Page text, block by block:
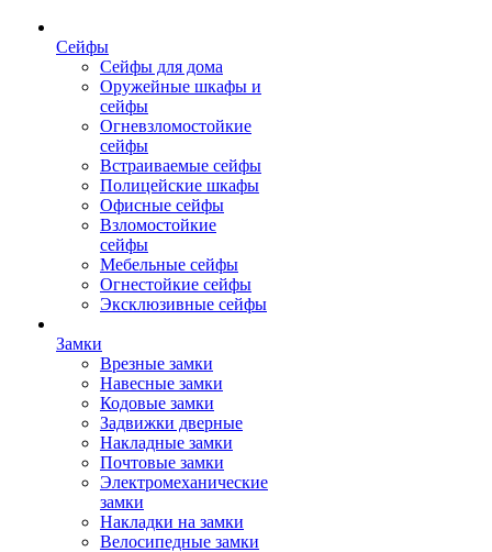
Сейфы
Сейфы для дома
Оружейные шкафы и
сейфы
Огневзломостойкие
сейфы
Встраиваемые сейфы
Полицейские шкафы
Офисные сейфы
Взломостойкие
сейфы
Мебельные сейфы
Огнестойкие сейфы
Эксклюзивные сейфы
Замки
Врезные замки
Навесные замки
Кодовые замки
Задвижки дверные
Накладные замки
Почтовые замки
Электромеханические
замки
Накладки на замки
Велосипедные замки